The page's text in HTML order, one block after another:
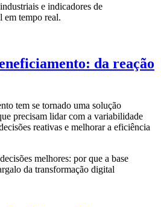
da reação
tem se tornado uma solução
precisam lidar com a variabilidade
reativas e melhorar a eficiência